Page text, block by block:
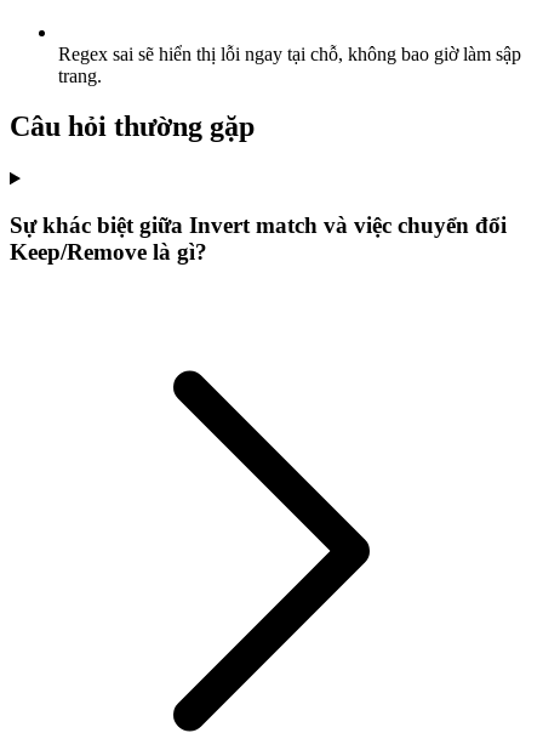
Regex sai sẽ hiển thị lỗi ngay tại chỗ, không bao giờ làm sập
trang.
Câu hỏi thường gặp
Sự khác biệt giữa Invert match và việc chuyển đổi
Keep/Remove là gì?